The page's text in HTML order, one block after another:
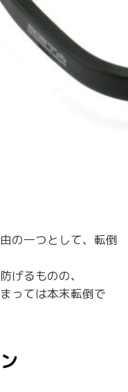
の一つとして、転倒
げるものの、
っては本末転倒で